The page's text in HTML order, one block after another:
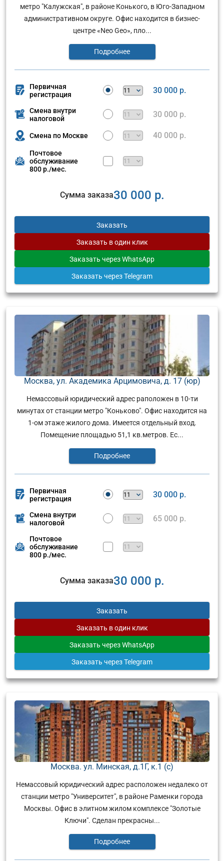
метро "Калужская", в районе Конького, в Юго-Западном
административном округе. Офис находится в бизнес-
центре «Neo Geo», пло...
Подробнее
Первичная
регистрация
30 000 р.
Смена внутри
налоговой
30 000 р.
Смена по Москве 40 000 р.
Почтовое
обслуживание
800 р./мес.
Сумма заказа30 000 р.
Заказать
Заказать в один клик
Заказать через WhatsApp
Заказать через Telegram
Москва, ул. Академика Арцимовича, д. 17 (юр)
Немассовый юридический адрес раположен в 10-ти
минутах от станции метро "Коньково". Офис находится на
1-ом этаже жилого дома. Имеется отдельный вход.
Помещение площадью 51,1 кв.метров. Ес...
Подробнее
Первичная
регистрация
30 000 р.
Смена внутри
налоговой
65 000 р.
Почтовое
обслуживание
800 р./мес.
Сумма заказа30 000 р.
Заказать
Заказать в один клик
Заказать через WhatsApp
Заказать через Telegram
Москва. ул. Минская, д.1Г, к.1 (с)
Немассовый юридический адрес расположен недалеко от
станции метро "Университет", в районе Раменки города
Москвы. Офис в элитном жилом комплексе "Золотые
Ключи". Сделан прекрасны...
Подробнее